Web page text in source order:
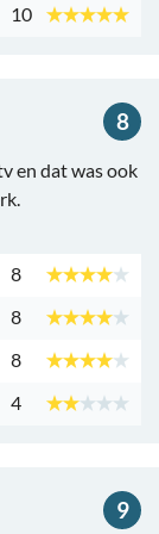
10
8
en dat was ook
8
8
8
4
9